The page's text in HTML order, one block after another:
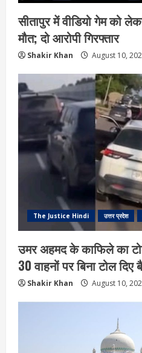
सीतापुर में वीडियो गेम को
मौत; दो आरोपी गिरफ्तार
Shakir Khan August 10,
The Justice Hindi उत्तर प्रदेश
उमर अहमद के काफिले का
30 वाहनों पर बिना टोल
Shakir Khan August 10,